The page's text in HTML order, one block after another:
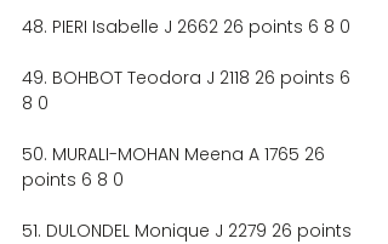
48. PIERI Isabelle J 2662 26 points 6 8 0
49. BOHBOT Teodora J 2118 26 points 6
8 0
50. MURALI-MOHAN Meena A 1765 26
points 6 8 0
51. DULONDEL Monique J 2279 26 points